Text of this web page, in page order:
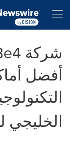
أفضل
الخليجي